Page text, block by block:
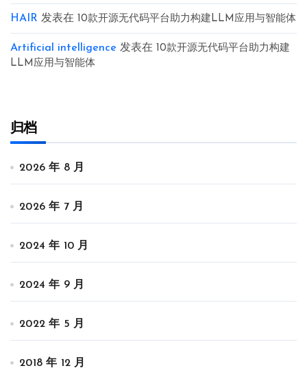
HAIR 发表在 10款开源无代码平台助力构建LLM应用与智能体
Artificial intelligence 发表在 10款开源无代码平台助力构建
LLM应用与智能体
归档
2026 年 8 月
2026 年 7 月
2024 年 10 月
2024 年 9 月
2022 年 5 月
2018 年 12 月